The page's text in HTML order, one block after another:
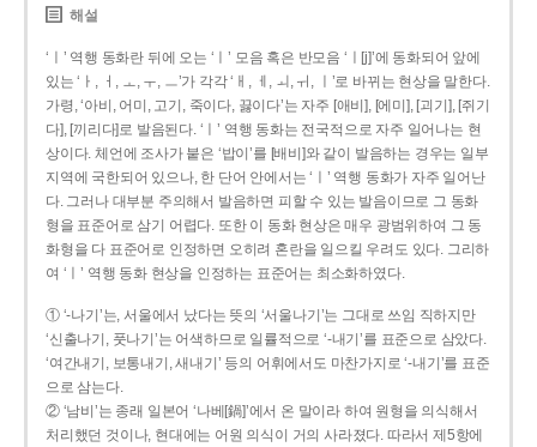
해설
‘ㅣ’ 역행 동화란 뒤에 오는 ‘ㅣ’ 모음 혹은 반모음 ‘ㅣ[j]’에 동화되어 앞에
있는 ‘ㅏ, ㅓ, ㅗ, ㅜ, ㅡ’가 각각 ‘ㅐ, ㅔ, ㅚ, ㅟ, ㅣ’로 바뀌는 현상을 말한다.
가령, ‘아비, 어미, 고기, 죽이다, 끓이다’는 자주 [애비], [에미], [괴기], [쥐기
다], [끼리다]로 발음된다. ‘ㅣ’ 역행 동화는 전국적으로 자주 일어나는 현
상이다. 체언에 조사가 붙은 ‘밥이’를 [배비]와 같이 발음하는 경우는 일부
지역에 국한되어 있으나, 한 단어 안에서는 ‘ㅣ’ 역행 동화가 자주 일어난
다. 그러나 대부분 주의해서 발음하면 피할 수 있는 발음이므로 그 동화
형을 표준어로 삼기 어렵다. 또한 이 동화 현상은 매우 광범위하여 그 동
화형을 다 표준어로 인정하면 오히려 혼란을 일으킬 우려도 있다. 그리하
여 ‘ㅣ’ 역행 동화 현상을 인정하는 표준어는 최소화하였다.
① ‘-나기’는, 서울에서 났다는 뜻의 ‘서울나기’는 그대로 쓰임 직하지만
‘신출나기, 풋나기’는 어색하므로 일률적으로 ‘-내기’를 표준으로 삼았다.
‘여간내기, 보통내기, 새내기’ 등의 어휘에서도 마찬가지로 ‘-내기’를 표준
으로 삼는다.
② ‘남비’는 종래 일본어 ‘나베[鍋]’에서 온 말이라 하여 원형을 의식해서
처리했던 것이나, 현대에는 어원 의식이 거의 사라졌다. 따라서 제5항에